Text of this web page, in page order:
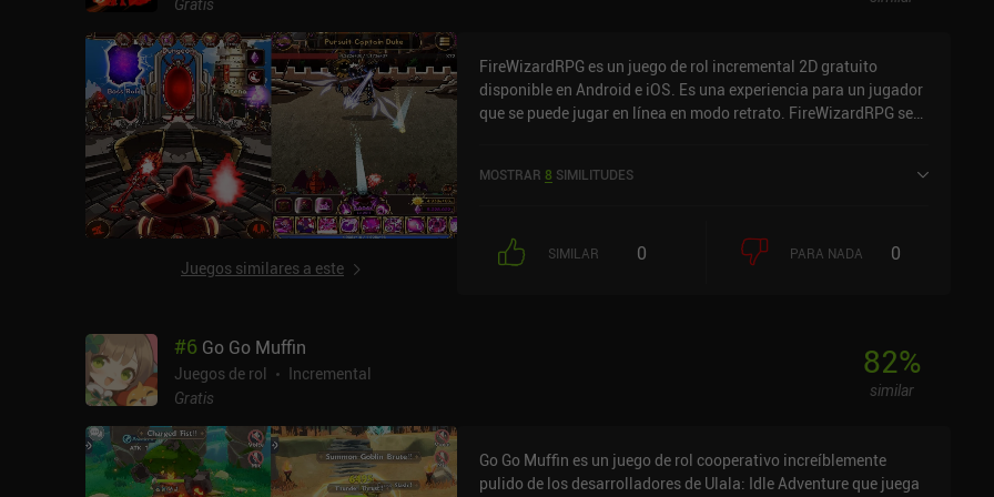
Gratis
Juegos similares a este
FireWizardRPG es un juego de rol incremental 2D gratuito
disponible en Android e iOS. Es una experiencia para un jugador
que se puede jugar en línea en modo retrato. FireWizardRPG se
iOS.
MOSTRAR 8 SIMILITUDES
SIMILAR 0 PARA NADA 0
#6 Go Go Muffin
Juegos de rol
Incremental
Gratis
82%
similar
Go Go Muffin es un juego de rol cooperativo increíblemente
pulido de los desarrolladores de Ulala: Idle Adventure que juega